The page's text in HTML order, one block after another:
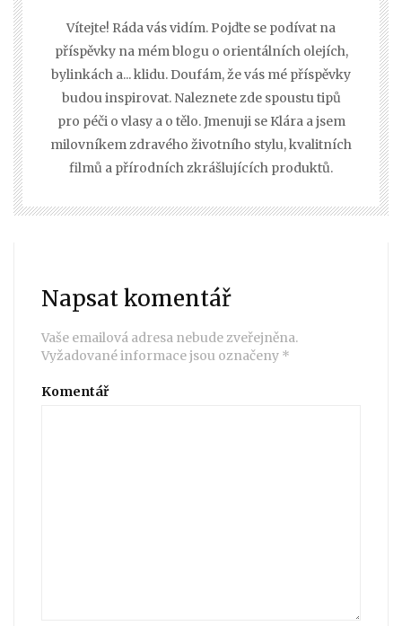
Vítejte! Ráda vás vidím. Pojďte se podívat na
příspěvky na mém blogu o orientálních olejích,
bylinkách a... klidu. Doufám, že vás mé příspěvky
budou inspirovat. Naleznete zde spoustu tipů
pro péči o vlasy a o tělo. Jmenuji se Klára a jsem
milovníkem zdravého životního stylu, kvalitních
filmů a přírodních zkrášlujících produktů.
Napsat komentář
Vaše emailová adresa nebude zveřejněna.
Vyžadované informace jsou označeny *
Komentář